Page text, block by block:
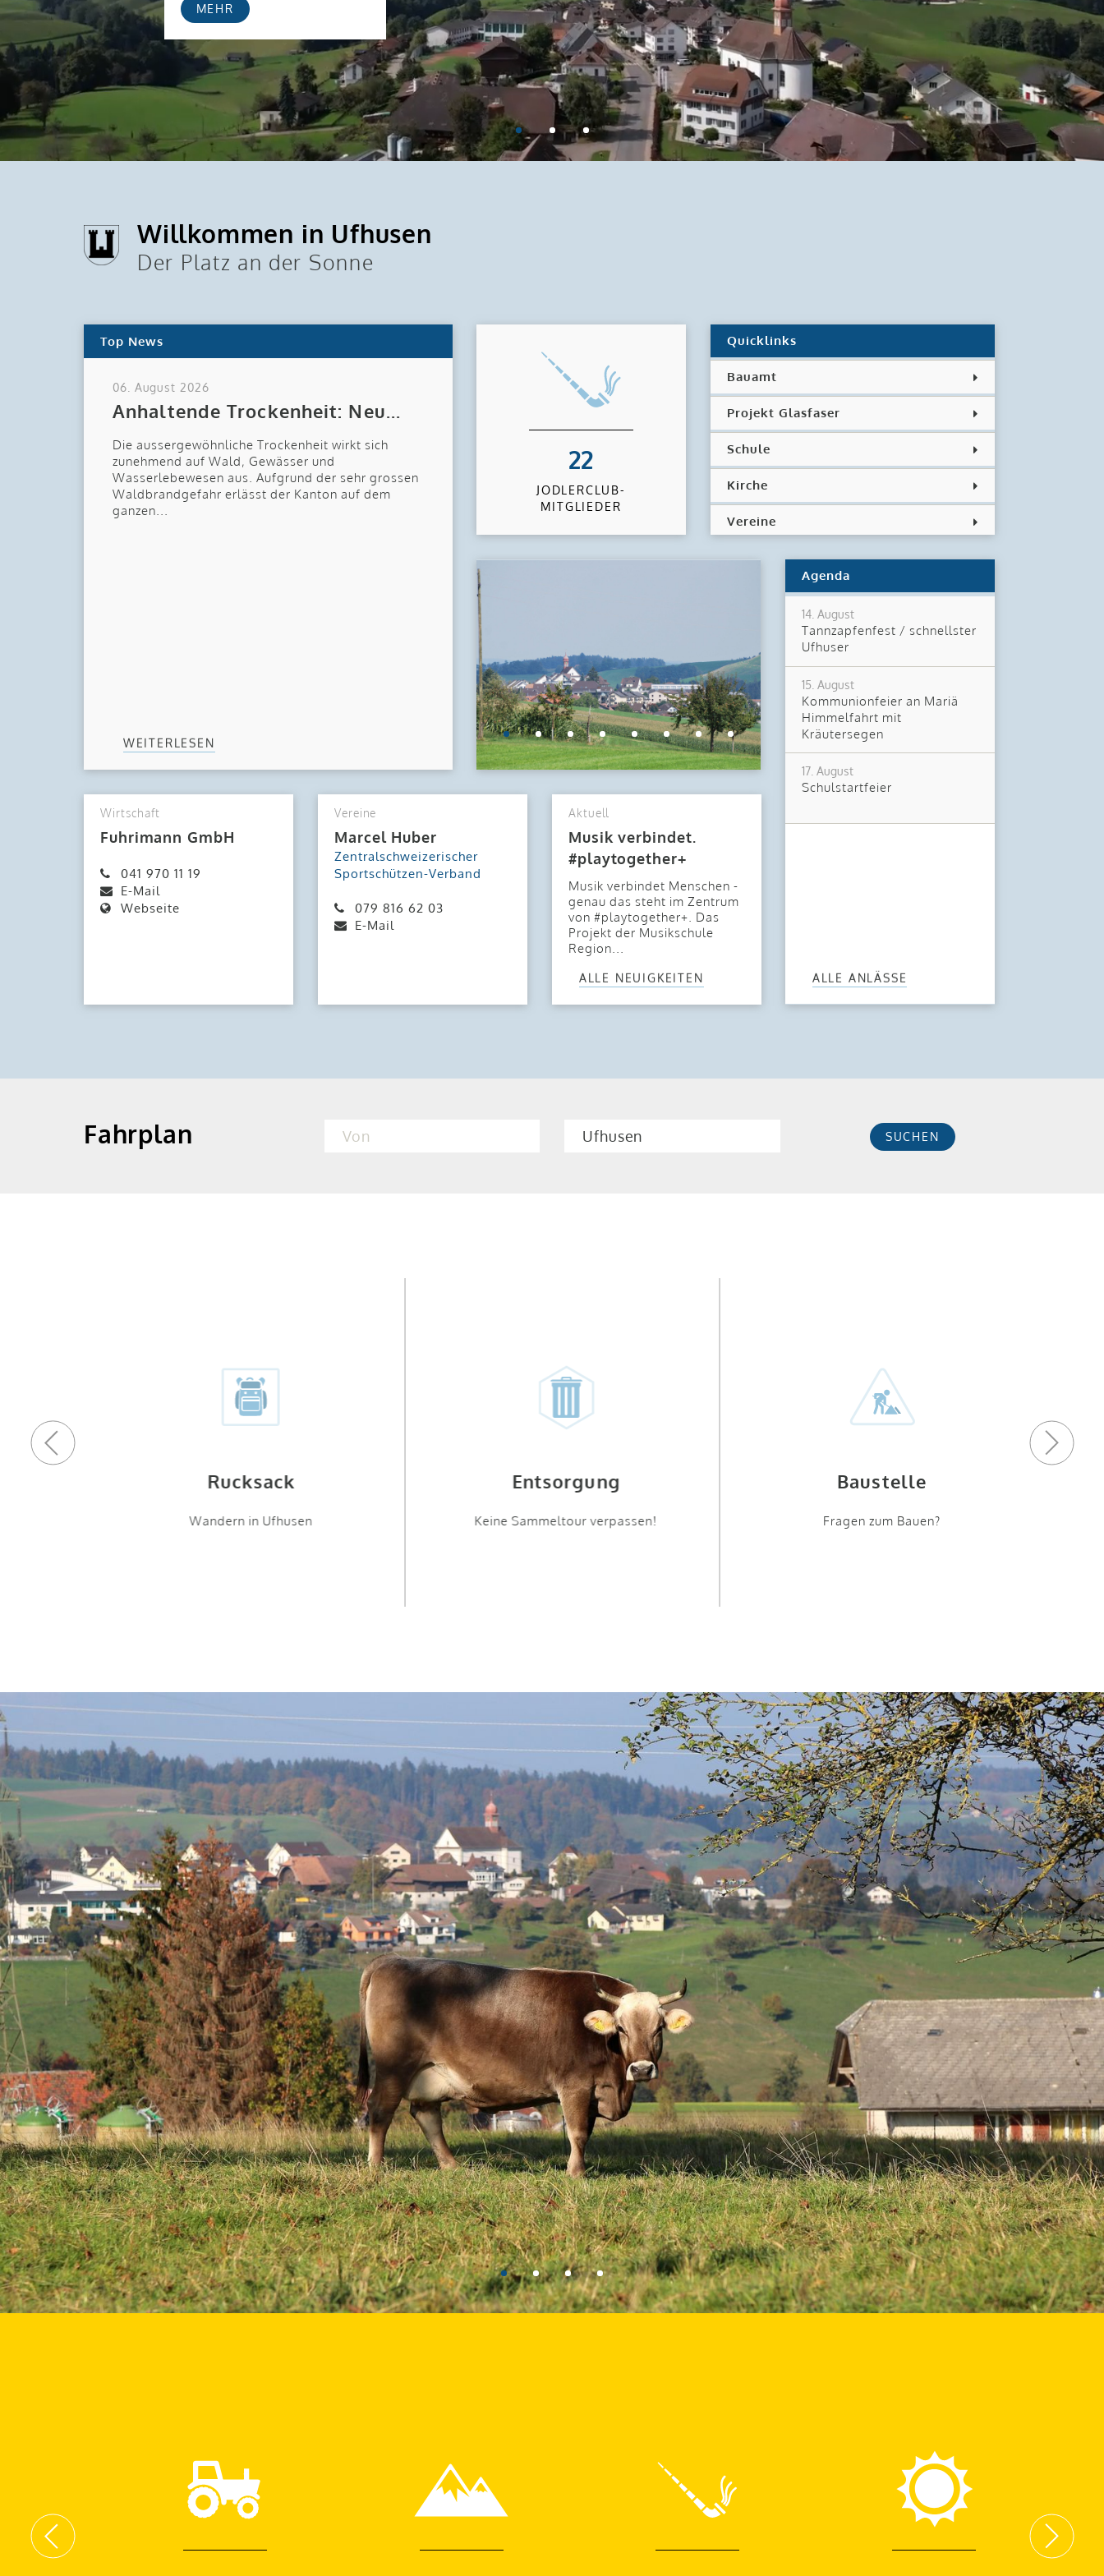
MEHR
Willkommen in Ufhusen
Der Platz an der Sonne
Top News
06. August 2026
Anhaltende Trockenheit: Neu...
Die aussergewöhnliche Trockenheit wirkt sich
zunehmend auf Wald, Gewässer und
Wasserlebewesen aus. Aufgrund der sehr grossen
Waldbrandgefahr erlässt der Kanton auf dem
ganzen...
WEITERLESEN
22
JODLERCLUB-
MITGLIEDER
Quicklinks
Bauamt
Projekt Glasfaser
Schule
Kirche
Vereine
Agenda
14. August
Tannzapfenfest / schnellster
Ufhuser
15. August
Kommunionfeier an Mariä
Himmelfahrt mit
Kräutersegen
17. August
Schulstartfeier
ALLE ANLÄSSE
Wirtschaft
Fuhrimann GmbH
041 970 11 19
E-Mail
Webseite
Vereine
Marcel Huber
Zentralschweizerischer
Sportschützen-Verband
079 816 62 03
E-Mail
Aktuell
Musik verbindet.
#playtogether+
Musik verbindet Menschen -
genau das steht im Zentrum
von #playtogether+. Das
Projekt der Musikschule
Region...
ALLE NEUIGKEITEN
Fahrplan SUCHEN
Rucksack
Wandern in Ufhusen
Entsorgung
Keine Sammeltour verpassen!
Baustelle
Fragen zum Bauen?